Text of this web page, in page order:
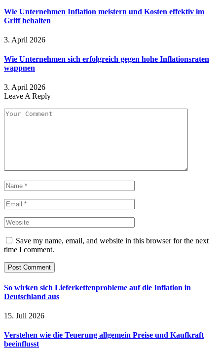
Wie Unternehmen Inflation meistern und Kosten effektiv im
Griff behalten
3. April 2026
Wie Unternehmen sich erfolgreich gegen hohe Inflationsraten
wappnen
3. April 2026
Leave A Reply
Save my name, email, and website in this browser for the next
time I comment.
So wirken sich Lieferkettenprobleme auf die Inflation in
Deutschland aus
15. Juli 2026
Verstehen wie die Teuerung allgemein Preise und Kaufkraft
beeinflusst